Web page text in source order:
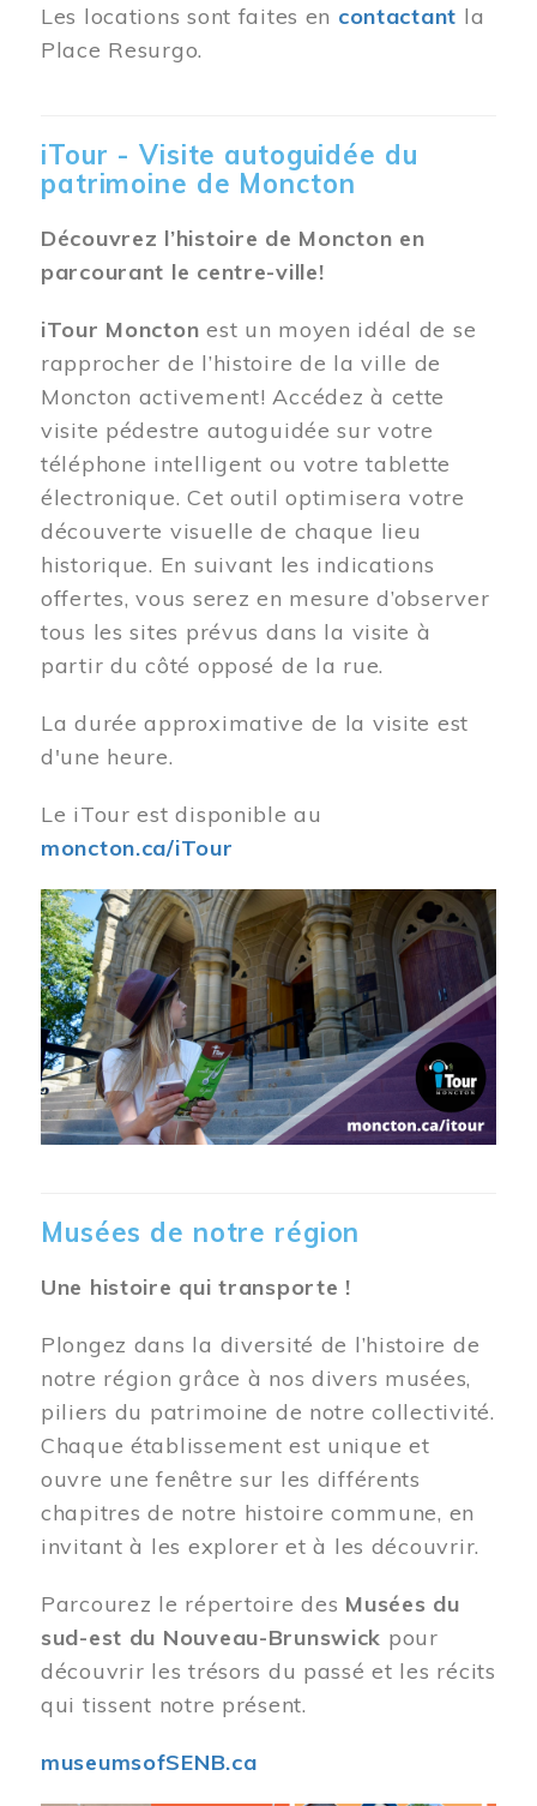
Les locations sont faites en contactant la
Place Resurgo.
iTour - Visite autoguidée du
patrimoine de Moncton
Découvrez l’histoire de Moncton en
parcourant le centre-ville!
iTour Moncton est un moyen idéal de se
rapprocher de l’histoire de la ville de
Moncton activement! Accédez à cette
visite pédestre autoguidée sur votre
téléphone intelligent ou votre tablette
électronique. Cet outil optimisera votre
découverte visuelle de chaque lieu
historique. En suivant les indications
offertes, vous serez en mesure d’observer
tous les sites prévus dans la visite à
partir du côté opposé de la rue.
La durée approximative de la visite est
d'une heure.
Le iTour est disponible au
moncton.ca/iTour
Musées de notre région
Une histoire qui transporte !
Plongez dans la diversité de l’histoire de
notre région grâce à nos divers musées,
piliers du patrimoine de notre collectivité.
Chaque établissement est unique et
ouvre une fenêtre sur les différents
chapitres de notre histoire commune, en
invitant à les explorer et à les découvrir.
Parcourez le répertoire des Musées du
sud-est du Nouveau-Brunswick pour
découvrir les trésors du passé et les récits
qui tissent notre présent.
museumsofSENB.ca